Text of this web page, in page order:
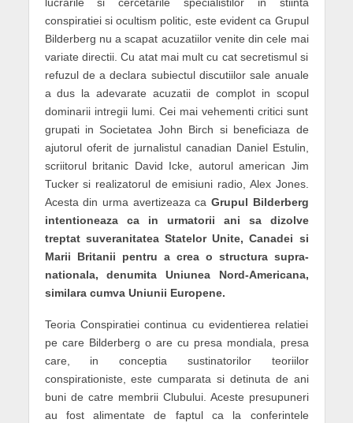
conspiratiei si ocultism politic, este evident ca Grupul
Bilderberg nu a scapat acuzatiilor venite din cele mai
variate directii. Cu atat mai mult cu cat secretismul si
refuzul de a declara subiectul discutiilor sale anuale
a dus la adevarate acuzatii de complot in scopul
dominarii intregii lumi. Cei mai vehementi critici sunt
grupati in Societatea John Birch si beneficiaza de
ajutorul oferit de jurnalistul canadian Daniel Estulin,
scriitorul britanic David Icke, autorul american Jim
Tucker si realizatorul de emisiuni radio, Alex Jones.
Acesta din urma avertizeaza ca Grupul Bilderberg
intentioneaza ca in urmatorii ani sa dizolve
treptat suveranitatea Statelor Unite, Canadei si
Marii Britanii pentru a crea o structura supra-
nationala, denumita Uniunea Nord-Americana,
similara cumva Uniunii Europene.
Teoria Conspiratiei continua cu evidentierea relatiei
pe care Bilderberg o are cu presa mondiala, presa
care, in conceptia sustinatorilor teoriilor
conspirationiste, este cumparata si detinuta de ani
buni de catre membrii Clubului. Aceste presupuneri
au fost alimentate de faptul ca la conferintele